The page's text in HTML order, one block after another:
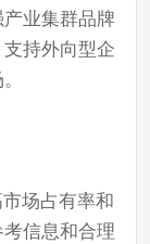
业集群品牌
持外向型企
场占有率和
信息和合理